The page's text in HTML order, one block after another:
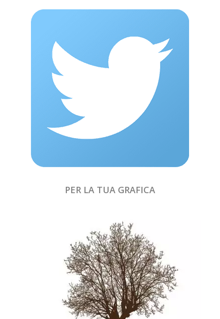
PER LA TUA GRAFICA